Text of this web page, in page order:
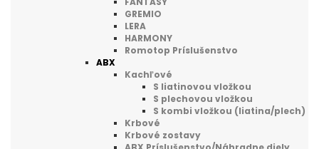
GREMIO
LERA
HARMONY
Romotop Príslušenstvo
ABX
Kachľové
S liatinovou vložkou
S plechovou vložkou
S kombi vložkou (liatina/plech)
Krbové
Krbové zostavy